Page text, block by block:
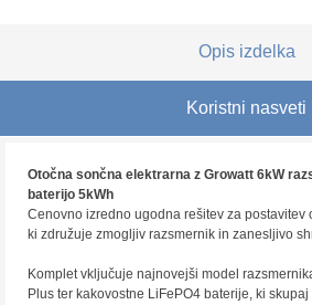
Opis izdelka
Koristni nasveti
Otočna sončna elektrarna z Growatt 6kW
baterijo 5kWh
Cenovno izredno ugodna rešitev za postavitev
ki združuje zmogljiv razsmernik in zanesljivo
Komplet vključuje najnovejši model
Plus ter kakovostne LiFePO4 baterije, ki